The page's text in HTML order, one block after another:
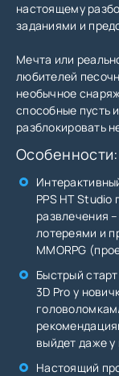
настоящему
заданиями и
Мечта или
любителей
необычное
способные пусть
разблокировать
Особенности:
PPS HT
развлечения
лотереями и
MMORPG
Быстрый
3D Pro у
выйдет даже у
Настоящий